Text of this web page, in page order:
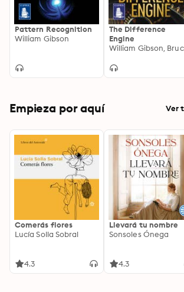
Pattern Recognition
William Gibson
The Difference
Engine
Empieza por aquí Ver
Comerás flores
Lucía Solla Sobral
4.3
Llevará tu nombre
Sonsoles Ónega
4.3